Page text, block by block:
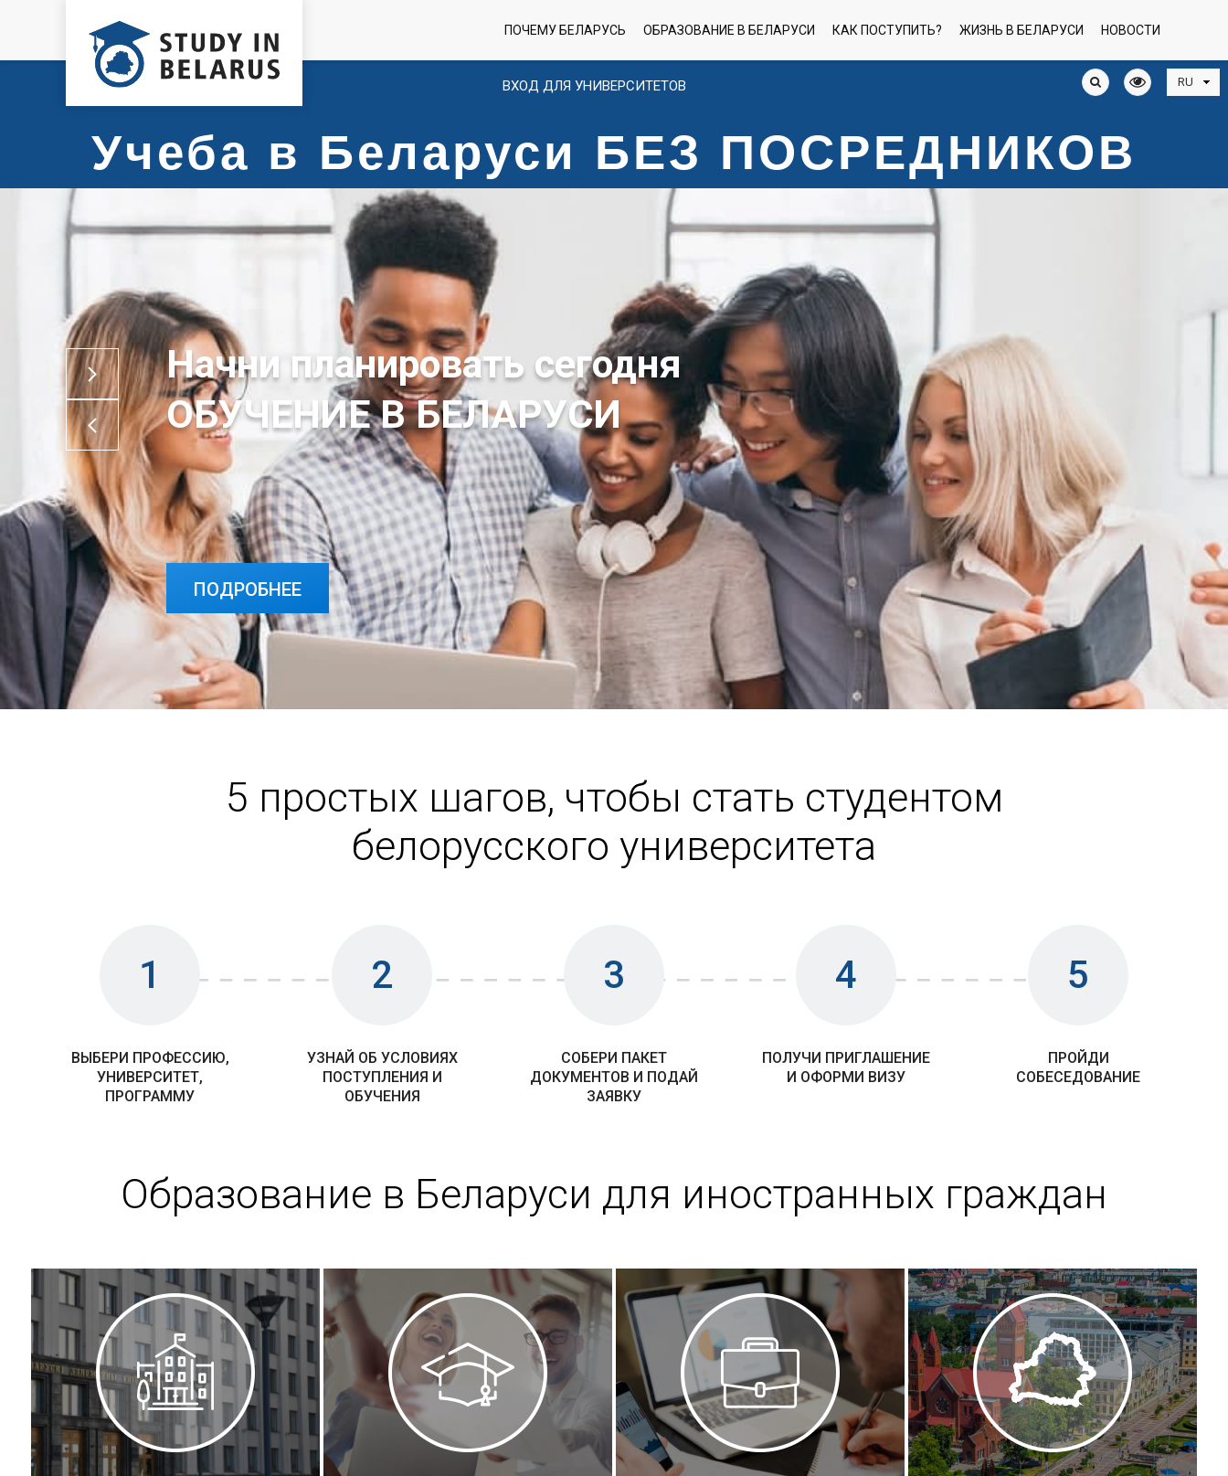
ВХОД ДЛЯ УНИВЕРСИТЕТОВ
ПОЧЕМУ БЕЛАРУСЬ ОБРАЗОВАНИЕ В БЕЛАРУСИ КАК ПОСТУПИТЬ? ЖИЗНЬ В БЕЛАРУСИ НОВОСТИ
Учеба в Беларуси БЕЗ ПОСРЕДНИКОВ
Начни планировать сегодня
ОБУЧЕНИЕ В БЕЛАРУСИ
ПОДРОБНЕЕ
5 простых шагов, чтобы стать студентом
белорусского университета
1
ВЫБЕРИ ПРОФЕССИЮ,
УНИВЕРСИТЕТ,
ПРОГРАММУ
2
УЗНАЙ ОБ УСЛОВИЯХ
ПОСТУПЛЕНИЯ И
ОБУЧЕНИЯ
3
СОБЕРИ ПАКЕТ
ДОКУМЕНТОВ И ПОДАЙ
ЗАЯВКУ
4
ПОЛУЧИ ПРИГЛАШЕНИЕ
И ОФОРМИ ВИЗУ
5
ПРОЙДИ
СОБЕСЕДОВАНИЕ
Образование в Беларуси для иностранных граждан